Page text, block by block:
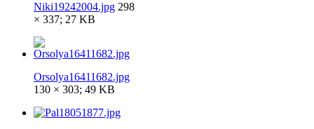
Niki19242004.jpg 298
× 337; 27 KB
Orsolya16411682.jpg
130 × 303; 49 KB